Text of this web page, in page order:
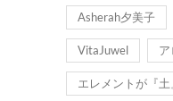
Asherah夕美子
VitaJuwel
エレメントが『